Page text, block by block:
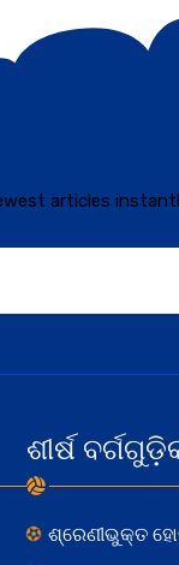
articles
ଶୀର୍ଷ
ଶ୍ରେଣୀଭୁକ୍ତ